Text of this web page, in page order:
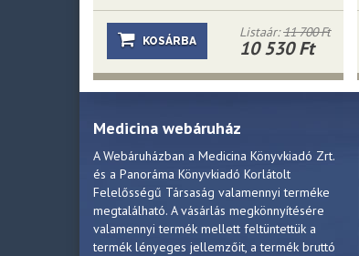
Listaár:11 700 Ft
10 530 Ft
KOSÁRBA
Medicina webáruház
A Webáruházban a Medicina Könyvkiadó Zrt.
és a Panoráma Könyvkiadó Korlátolt
Felelősségű Társaság valamennyi terméke
megtalálható. A vásárlás megkönnyítésére
valamennyi termék mellett feltüntettük a
termék lényeges jellemzőit, a termék bruttó